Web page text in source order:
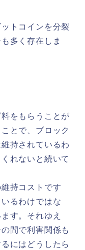
トコインを分裂
多く存在しま
をもらうことが
とで、ブロック
持されているわ
れないと続いて
持コストです
るわけではな
す。それゆえ
間で利害関係も
にはどうしたら